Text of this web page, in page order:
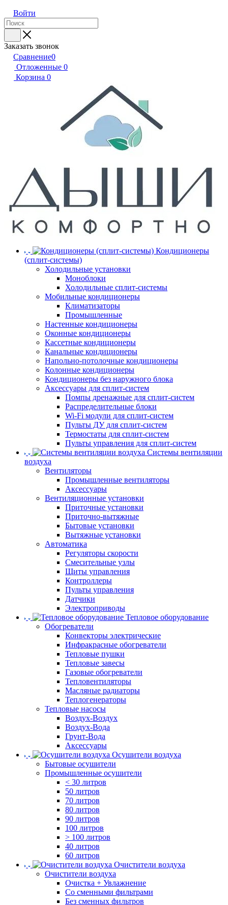
Войти
Заказать звонок
Сравнение0
Отложенные 0
Корзина 0
Кондиционеры
(сплит-системы)
Холодильные установки
Моноблоки
Холодильные сплит-системы
Мобильные кондиционеры
Климатизаторы
Промышленные
Настенные кондиционеры
Оконные кондиционеры
Кассетные кондиционеры
Канальные кондиционеры
Напольно-потолочные кондиционеры
Колонные кондиционеры
Кондиционеры без наружного блока
Аксессуары для сплит-систем
Помпы дренажные для сплит-систем
Распределительные блоки
Wi-Fi модули для сплит-систем
Пульты ДУ для сплит-систем
Термостаты для сплит-систем
Пульты управления для сплит-систем
Системы вентиляции
воздуха
Вентиляторы
Промышленные вентиляторы
Аксессуары
Вентиляционные установки
Приточные установки
Приточно-вытяжные
Бытовые установки
Вытяжные установки
Автоматика
Регуляторы скорости
Смесительные узлы
Щиты управления
Контроллеры
Пульты управления
Датчики
Электроприводы
Тепловое оборудование
Обогреватели
Конвекторы электрические
Инфракрасные обогреватели
Тепловые пушки
Тепловые завесы
Газовые обогреватели
Тепловентиляторы
Масляные радиаторы
Теплогенераторы
Тепловые насосы
Воздух-Воздух
Воздух-Вода
Грунт-Вода
Аксессуары
Осушители воздуха
Бытовые осушители
Промышленные осушители
< 30 литров
50 литров
70 литров
80 литров
90 литров
100 литров
> 100 литров
40 литров
60 литров
Очистители воздуха
Очистители воздуха
Очистка + Увлажнение
Cо сменными фильтрами
Без сменных фильтров